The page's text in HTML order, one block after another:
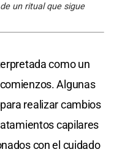
un ritual que sigue
como un
Algunas
realizar cambios
capilares
con el cuidado